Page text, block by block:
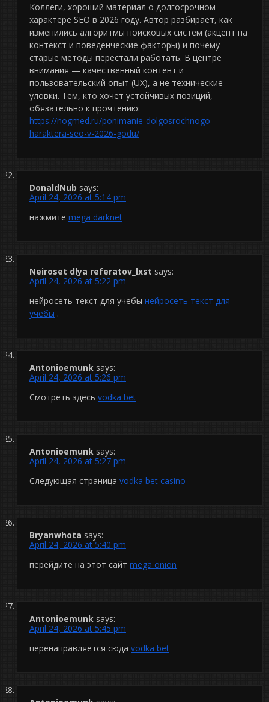
Коллеги, хороший материал о долгосрочном
характере SEO в 2026 году. Автор разбирает, как
изменились алгоритмы поисковых систем (акцент на
контекст и поведенческие факторы) и почему
старые методы перестали работать. В центре
внимания — качественный контент и
пользовательский опыт (UX), а не технические
уловки. Тем, кто хочет устойчивых позиций,
обязательно к прочтению:
https://nogmed.ru/ponimanie-dolgosrochnogo-
haraktera-seo-v-2026-godu/
DonaldNub says:
April 24, 2026 at 5:14 pm
нажмите mega darknet
Neiroset dlya referatov_lxst says:
April 24, 2026 at 5:22 pm
нейросеть текст для учебы нейросеть текст для
учебы .
Antonioemunk says:
April 24, 2026 at 5:26 pm
Смотреть здесь vodka bet
Antonioemunk says:
April 24, 2026 at 5:27 pm
Следующая страница vodka bet casino
Bryanwhota says:
April 24, 2026 at 5:40 pm
перейдите на этот сайт mega onion
Antonioemunk says:
April 24, 2026 at 5:45 pm
перенаправляется сюда vodka bet